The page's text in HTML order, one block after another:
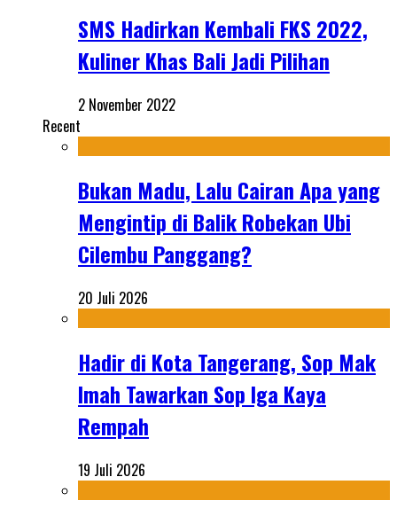
SMS Hadirkan Kembali FKS 2022,
Kuliner Khas Bali Jadi Pilihan
2 November 2022
Recent
Bukan Madu, Lalu Cairan Apa yang
Mengintip di Balik Robekan Ubi
Cilembu Panggang?
20 Juli 2026
Hadir di Kota Tangerang, Sop Mak
Imah Tawarkan Sop Iga Kaya
Rempah
19 Juli 2026